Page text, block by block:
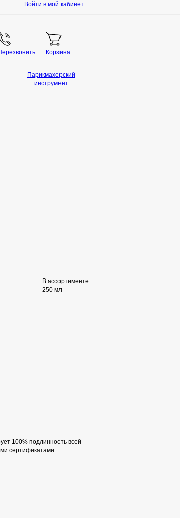
Войти в мой кабинет
Корзина
В ассортименте:
250 мл
100% подлинность всей
сертификатами
Парикмахерский
инструмент